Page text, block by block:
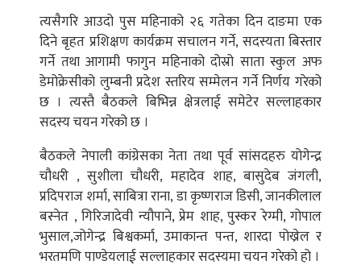
त्यसैगरि आउदो पुस महिनाको २६ गतेका दिन दाङमा एक
दिने बृहत प्रशिक्षण कार्यक्रम सचालन गर्ने, सदस्यता बिस्तार
गर्ने तथा आगामी फागुन महिनाको दोस्रो साता स्कुल अफ
डेमोक्रेसीको लुम्बनी प्रदेश स्तरिय सम्मेलन गर्ने निर्णय गरेको
छ । त्यस्तै बैठकले बिभिन्न क्षेत्रलाई समेटेर सल्लाहकार
सदस्य चयन गरेको छ ।
बैठकले नेपाली कांग्रेसका नेता तथा पूर्व सांसदहरु योगेन्द्र
चौधरी , सुशीला चौधरी, महादेव शाह, बासुदेब जंगली,
प्रदिपराज शर्मा, साबित्रा राना, डा कृष्णराज डिसी, जानकीलाल
बस्नेत , गिरिजादेवी न्यौपाने, प्रेम शाह, पुस्कर रेग्मी, गोपाल
भुसाल,जोगेन्द्र बिश्वकर्मा, उमाकान्त पन्त, शारदा पोख्रेल र
भरतमणि पाण्डेयलाई सल्लाहकार सदस्यमा चयन गरेको हो ।